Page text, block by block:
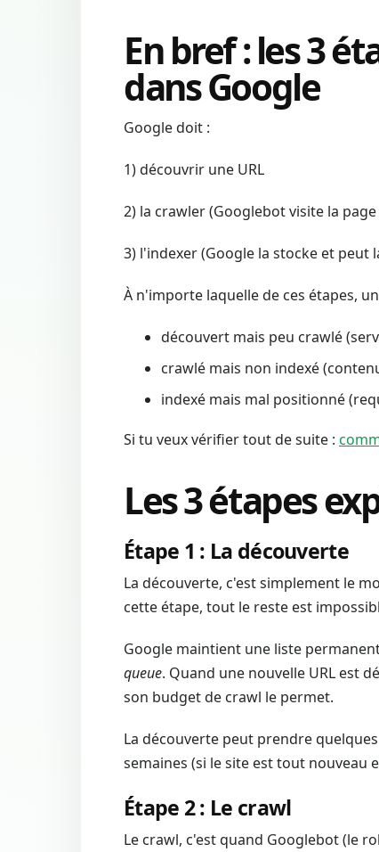
En bref : les 3
dans Google
Google doit :
1) découvrir une URL
2) la crawler (Googlebot visite la
3) l'indexer (Google la stocke et peut
À n'importe laquelle de ces étapes,
découvert mais peu crawlé
crawlé mais non indexé
indexé mais mal positionné
Si tu veux vérifier tout de suite :
Les 3 étapes
Étape 1 : La découverte
La découverte, c'est simplement le
cette étape, tout le reste est
Google maintient une liste
queue. Quand une nouvelle URL est
son budget de crawl le permet.
La découverte peut prendre
semaines (si le site est tout nouveau
Étape 2 : Le crawl
Le crawl, c'est quand Googlebot (le